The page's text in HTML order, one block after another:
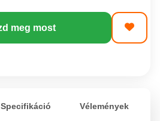
meg most
Specifikáció Vélemények